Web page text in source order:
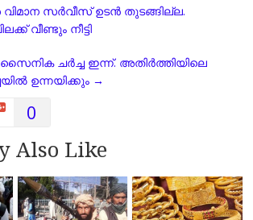
m
l
L
i
k
e
സര്‍വീസ്​ ഉടന്‍ തുടങ്ങില്ല.
വീണ്ടും നീട്ടി
ചര്‍ച്ച ഇന്ന്. അതിർത്തിയിലെ
ഉന്നയിക്കും →
0
Also Like